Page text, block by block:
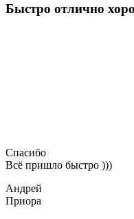
Быстро отлично
Спасибо
Всё пришло быстро )))
Андрей
Приора